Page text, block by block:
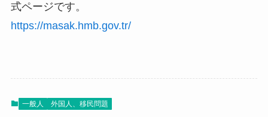
式ページです。
https://masak.hmb.gov.tr/
一般人 外国人、移民問題